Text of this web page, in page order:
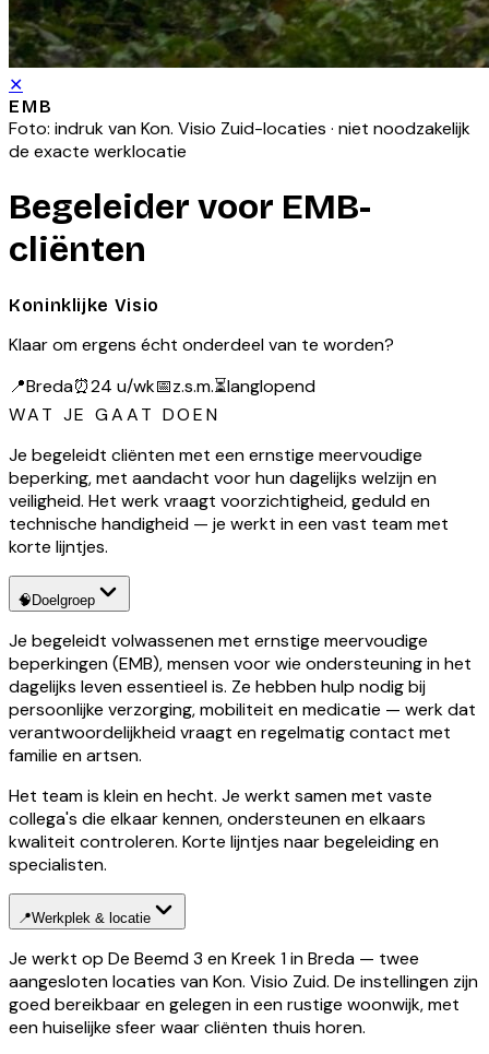
✕
EMB
Foto: indruk vanKon. Visio Zuid-locaties · niet noodzakelijk
de exacte werklocatie
Begeleider voor EMB-
cliënten
Koninklijke Visio
Klaar om ergens écht onderdeel van te worden?
📍Breda⏰24 u/wk📅z.s.m.⏳langlopend
WAT JE GAAT DOEN
Je begeleidt cliënten met een ernstige meervoudige
beperking, met aandacht voor hun dagelijks welzijn en
veiligheid. Het werk vraagt voorzichtigheid, geduld en
technische handigheid — je werkt in een vast team met
korte lijntjes.
🧠 Doelgroep
Je begeleidt volwassenen met ernstige meervoudige
beperkingen (EMB), mensen voor wie ondersteuning in het
dagelijks leven essentieel is. Ze hebben hulp nodig bij
persoonlijke verzorging, mobiliteit en medicatie — werk dat
verantwoordelijkheid vraagt en regelmatig contact met
familie en artsen.
Het team is klein en hecht. Je werkt samen met vaste
collega's die elkaar kennen, ondersteunen en elkaars
kwaliteit controleren. Korte lijntjes naar begeleiding en
specialisten.
📍Werkplek & locatie
Je werkt op De Beemd 3 en Kreek 1 in Breda — twee
aangesloten locaties van Kon. Visio Zuid. De instellingen zijn
goed bereikbaar en gelegen in een rustige woonwijk, met
een huiselijke sfeer waar cliënten thuis horen.